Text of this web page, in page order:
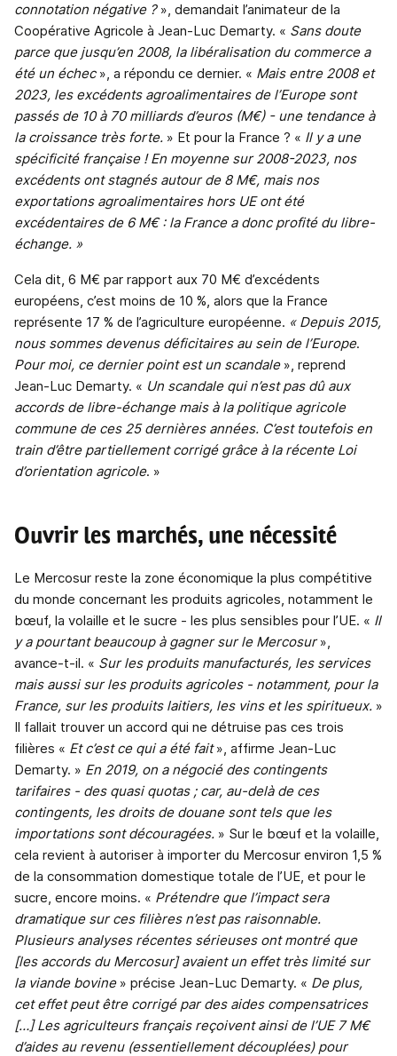
connotation négative ?», demandait l’animateur de la
Coopérative Agricole à Jean-Luc Demarty. « Sans doute
parce que jusqu’en 2008, la libéralisation du commerce a
été un échec», a répondu ce dernier. « Mais entre 2008 et
2023, les excédents agroalimentaires de l’Europe sont
passés de 10 à 70 milliards d’euros (M€) - une tendance à
la croissance très forte. » Et pour la France ? « Il y a une
spécificité française ! En moyenne sur 2008-2023, nos
excédents ont stagnés autour de 8 M€, mais nos
exportations agroalimentaires hors UE ont été
excédentaires de 6 M€ : la France a donc profité du libre-
échange. »
Cela dit, 6 M€ par rapport aux 70 M€ d’excédents
européens, c’est moins de 10 %, alors que la France
représente 17 % de l’agriculture européenne. « Depuis 2015,
nous sommes devenus déficitaires au sein de l’Europe.
Pour moi, ce dernier point est un scandale», reprend
Jean-Luc Demarty. « Un scandale qui n’est pas dû aux
accords de libre-échange mais à la politique agricole
commune de ces 25 dernières années. C’est toutefois en
train d’être partiellement corrigé grâce à la récente Loi
d’orientation agricole. »
Ouvrir les marchés, une nécessité
Le Mercosur reste la zone économique la plus compétitive
du monde concernant les produits agricoles, notamment le
bœuf, la volaille et le sucre - les plus sensibles pour l’UE. « Il
y a pourtant beaucoup à gagner sur le Mercosur»,
avance-t-il. « Sur les produits manufacturés, les services
mais aussi sur les produits agricoles - notamment, pour la
France, sur les produits laitiers, les vins et les spiritueux. »
Il fallait trouver un accord qui ne détruise pas ces trois
filières « Et c’est ce qui a été fait», affirme Jean-Luc
Demarty. » En 2019, on a négocié des contingents
tarifaires - des quasi quotas ; car, au-delà de ces
contingents, les droits de douane sont tels que les
importations sont découragées. » Sur le bœuf et la volaille,
cela revient à autoriser à importer du Mercosur environ 1,5 %
de la consommation domestique totale de l’UE, et pour le
sucre, encore moins. « Prétendre que l’impact sera
dramatique sur ces filières n’est pas raisonnable.
Plusieurs analyses récentes sérieuses ont montré que
[les accords du Mercosur] avaient un effet très limité sur
la viande bovine» précise Jean-Luc Demarty. « De plus,
cet effet peut être corrigé par des aides compensatrices
[…] Les agriculteurs français reçoivent ainsi de l’UE 7 M€
d’aides au revenu (essentiellement découplées) pour